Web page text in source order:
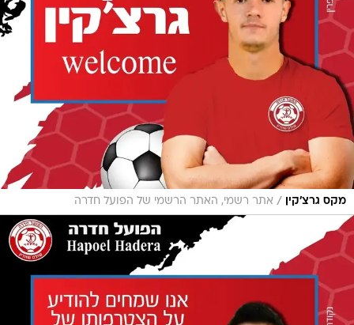
מקס גרצ'קין / אתר רשמי, האתר הרשמי של הפועל חדרה